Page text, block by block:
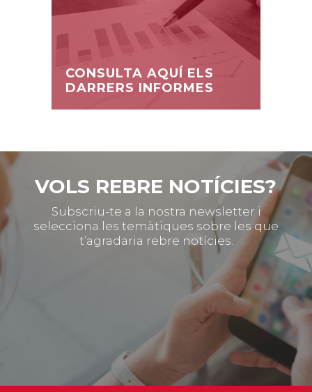
CONSULTA AQUÍ ELS
DARRERS INFORMES
VOLS REBRE NOTÍCIES?
Subscriu-te a la nostra newsletter i
selecciona les temàtiques sobre les que
t’agradaria rebre notícies.